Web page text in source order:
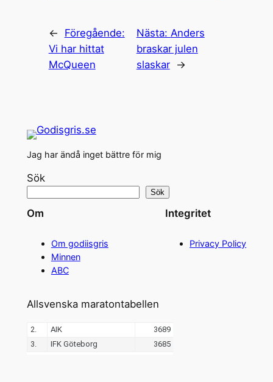
←
Föregående:
Vi har hittat
McQueen
Nästa: Anders
braskar julen
slaskar
→
Jag har ändå inget bättre för mig
Sök
Sök
Om
Om godiisgris
Minnen
ABC
Integritet
Privacy Policy
Allsvenska maratontabellen